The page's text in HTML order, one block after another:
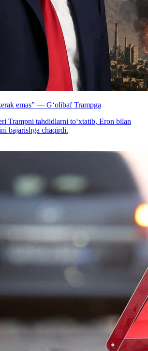
emas” — G‘olibaf Trampga
Trampni tahdidlarni to‘xtatib, Eron bilan
bajarishga chaqirdi.